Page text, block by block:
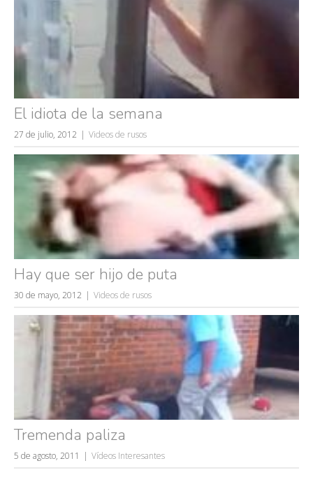
El idiota de la semana
27 de julio, 2012 Videos de rusos
Hay que ser hijo de puta
30 de mayo, 2012 Videos de rusos
Tremenda paliza
5 de agosto, 2011 Vídeos Interesantes